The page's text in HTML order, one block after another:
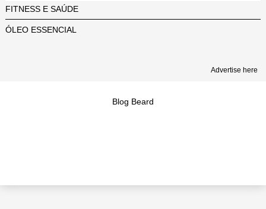
Advertise here
FITNESS E SAÚDE
ÓLEO ESSENCIAL
Blog Beard